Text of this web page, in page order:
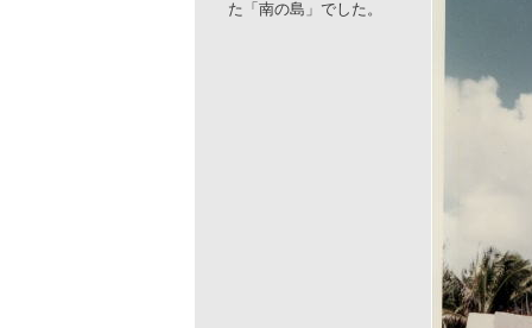
た「南の島」でした。